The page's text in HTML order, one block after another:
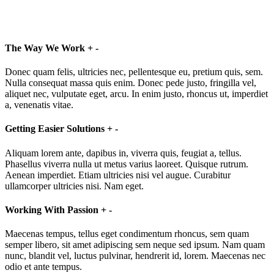
The Way We Work + -
Donec quam felis, ultricies nec, pellentesque eu, pretium quis, sem.
Nulla consequat massa quis enim. Donec pede justo, fringilla vel,
aliquet nec, vulputate eget, arcu. In enim justo, rhoncus ut, imperdiet
a, venenatis vitae.
Getting Easier Solutions + -
Aliquam lorem ante, dapibus in, viverra quis, feugiat a, tellus.
Phasellus viverra nulla ut metus varius laoreet. Quisque rutrum.
Aenean imperdiet. Etiam ultricies nisi vel augue. Curabitur
ullamcorper ultricies nisi. Nam eget.
Working With Passion + -
Maecenas tempus, tellus eget condimentum rhoncus, sem quam
semper libero, sit amet adipiscing sem neque sed ipsum. Nam quam
nunc, blandit vel, luctus pulvinar, hendrerit id, lorem. Maecenas nec
odio et ante tempus.